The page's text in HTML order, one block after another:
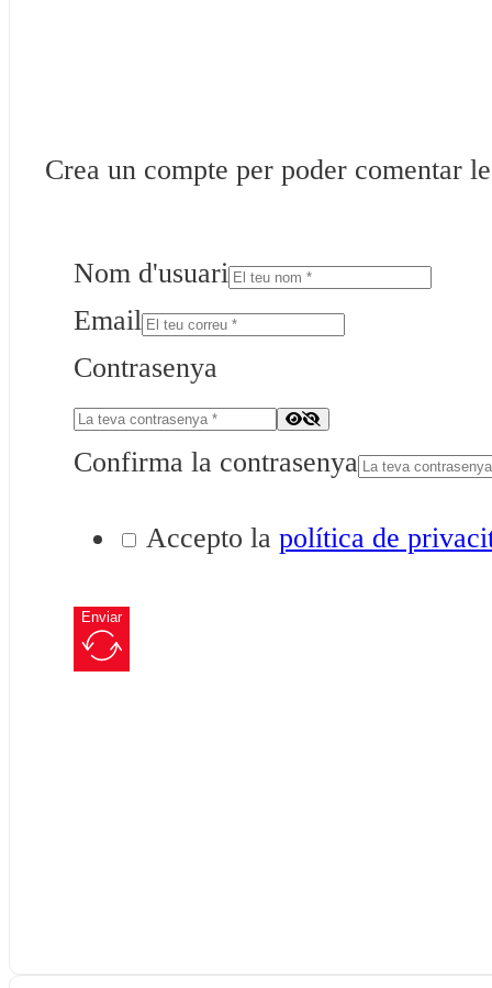
Crea un compte per poder comentar
Nom d'usuari
Email
Contrasenya
Confirma la contrasenya
Accepto la política de
Enviar